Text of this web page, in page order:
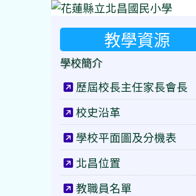
教學資源
學校簡介
歷屆校長主任家長會長
校史沿革
學校平面圖及分機表
北昌位置
教職員名單